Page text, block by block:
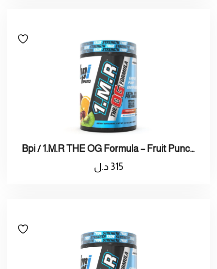
Bpi / 1.M.R THE OG Formula – Fruit Punch 345g
315 د.ل